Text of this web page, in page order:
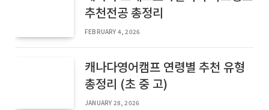
추천전공 총정리
FEBRUARY 4, 2026
캐나다영어캠프 연령별 추천 유형
총정리 (초 중 고)
JANUARY 28, 2026